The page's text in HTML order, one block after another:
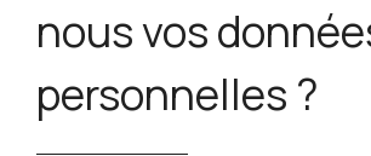
nous vos
personnelles ?